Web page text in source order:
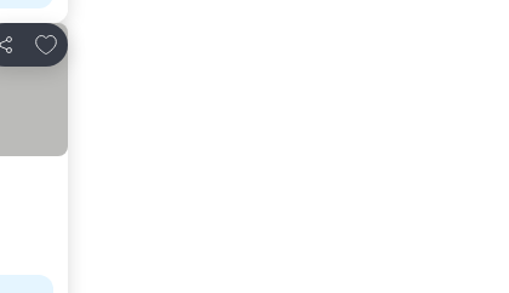
シェア
お気に入りに追加